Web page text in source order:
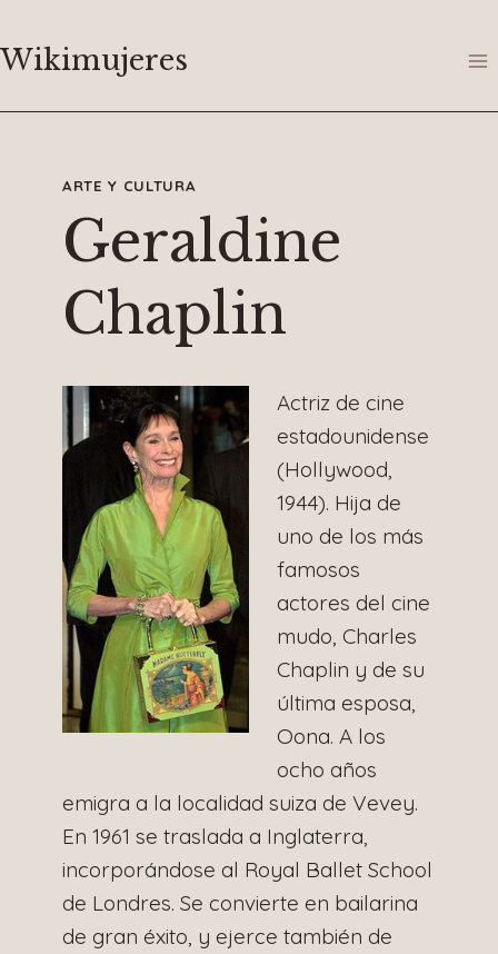
al
Wikimujeres
ARTE Y CULTURA
Geraldine
Chaplin
Actriz de cine
estadounidense
(Hollywood,
1944). Hija de
uno de los más
famosos
actores del cine
mudo, Charles
Chaplin y de su
última esposa,
Oona. A los
ocho años
emigra a la localidad suiza de Vevey.
En 1961 se traslada a Inglaterra,
incorporándose al Royal Ballet School
de Londres. Se convierte en bailarina
de gran éxito, y ejerce también de